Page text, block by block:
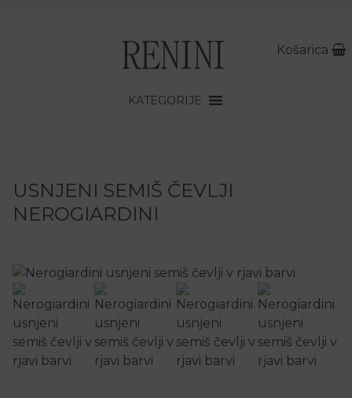
Košarica
KATEGORIJE
USNJENI SEMIŠ ČEVLJI
NEROGIARDINI